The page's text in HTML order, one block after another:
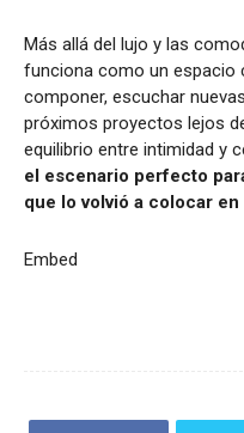
Más allá del lujo y las
funciona como un espacio
componer, escuchar
próximos proyectos lejos
equilibrio entre intimidad y
el escenario perfecto
que lo volvió a colocar
Embed